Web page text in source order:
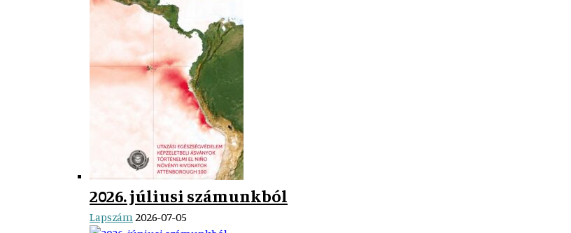
2026. júliusi számunkból
Lapszám2026-07-05